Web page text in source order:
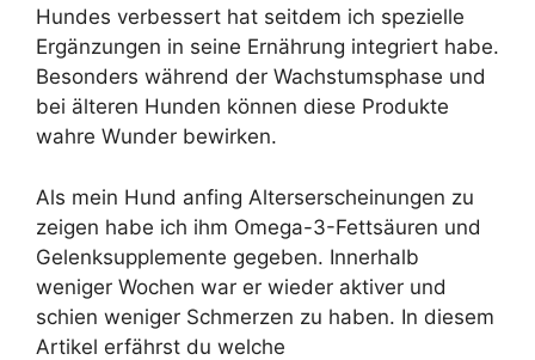
Hundes verbessert hat seitdem ich spezielle
Ergänzungen in seine Ernährung integriert habe.
Besonders während der Wachstumsphase und
bei älteren Hunden können diese Produkte
wahre Wunder bewirken.
Als mein Hund anfing Alterserscheinungen zu
zeigen habe ich ihm Omega-3-Fettsäuren und
Gelenksupplemente gegeben. Innerhalb
weniger Wochen war er wieder aktiver und
schien weniger Schmerzen zu haben. In diesem
Artikel erfährst du welche